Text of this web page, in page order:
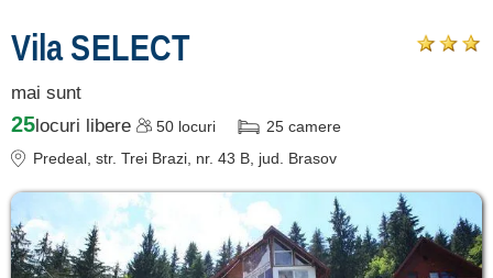
Vila SELECT
mai sunt
25locuri libere 50 locuri 25 camere
Predeal , str. Trei Brazi, nr. 43 B , jud. Brasov
contact
login